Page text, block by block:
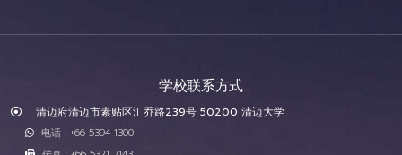
学校联系方式
清迈府清迈市素贴区汇乔路239号 50200 清迈大学
电话 : +66 5394 1300